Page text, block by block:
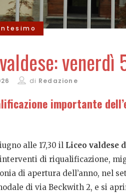
di Redazione
importante
alle 17,30 il Liceo valdese
di riqualificazione,
di apertura dell’anno, nel
di via Beckwith 2, e si